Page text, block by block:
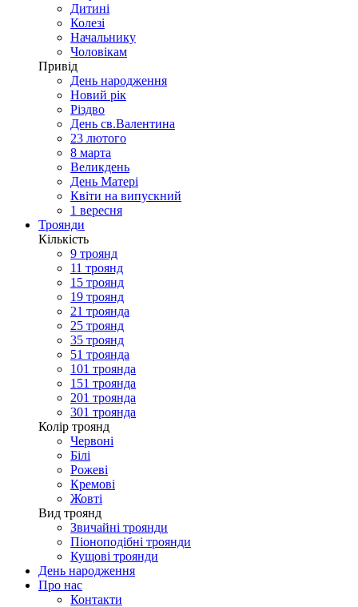
Дитині
Колезі
Начальнику
Чоловікам
Привід
День народження
Новий рік
Різдво
День св.Валентина
23 лютого
8 марта
Великдень
День Матері
Квіти на випускний
1 вересня
Троянди
Кількість
9 троянд
11 троянд
15 троянд
19 троянд
21 троянда
25 троянд
35 троянд
51 троянда
101 троянда
151 троянда
201 троянда
301 троянда
Колір троянд
Червоні
Білі
Рожеві
Кремові
Жовті
Вид троянд
Звичайні троянди
Піоноподібні троянди
Кущові троянди
День народження
Про нас
Контакти